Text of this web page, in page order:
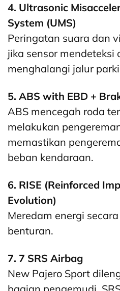
4. Ultrasonic
System (UMS)
Peringatan suara dan
jika sensor mendeteksi
menghalangi jalur
5. ABS with EBD +
ABS mencegah roda
melakukan
memastikan
beban kendaraan.
6. RISE (Reinforced
Evolution)
Meredam energi
benturan.
7. 7 SRS Airbag
New Pajero Sport